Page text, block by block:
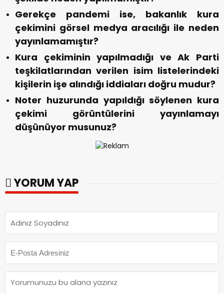
Gerekçe pandemi ise, bakanlık kura
çekimini görsel medya aracılığı ile neden
yayınlamamıştır?
Kura çekiminin yapılmadığı ve Ak Parti
teşkilatlarından verilen isim listelerindeki
kişilerin işe alındığı iddiaları doğru mudur?
Noter huzurunda yapıldığı söylenen kura
çekimi görüntülerini yayınlamayı
düşünüyor musunuz?
YORUM YAP